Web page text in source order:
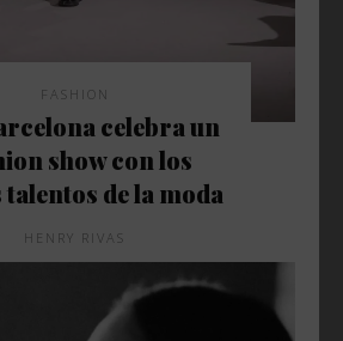
FASHION
celebra un
show con los
talentos de la moda
HENRY RIVAS